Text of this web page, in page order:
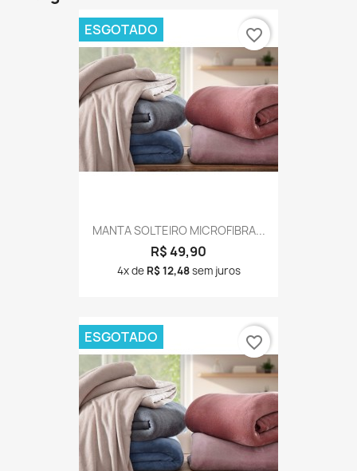
MANTA SOLTEIRO MICROFIBRA...
R$ 49,90
4x de R$ 12,48sem juros
ESGOTADO favorite_border
ESGOTADO favorite_border